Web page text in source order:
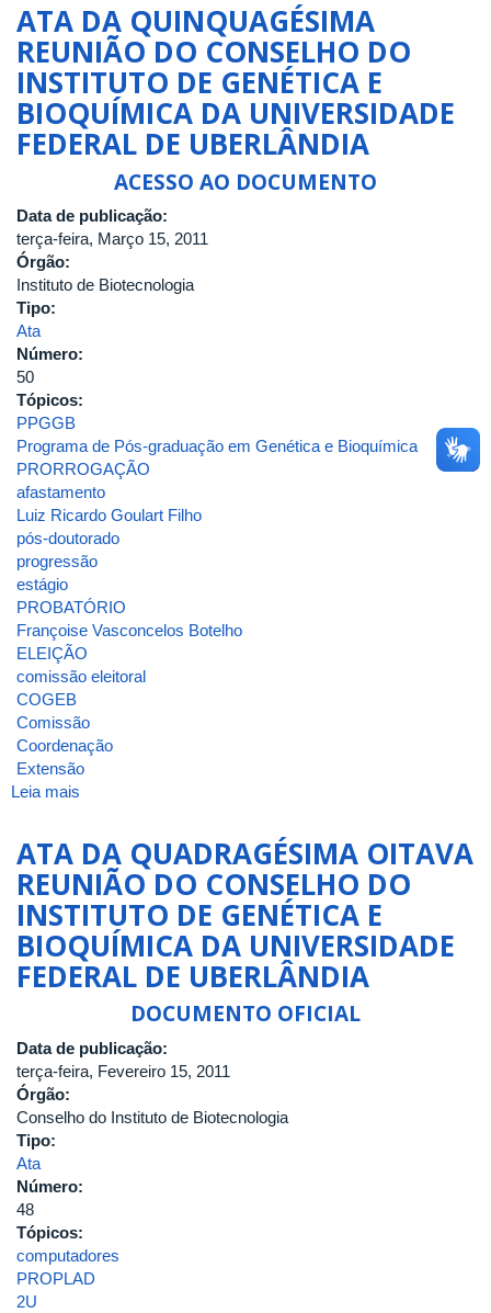
QUINQUAGÉSIMA
PRIMEIRA
REUNIÃO
DO
CONSELHO
DO
GENÉTICA
E
DA
DE
ATA DA QUINQUAGÉSIMA
REUNIÃO DO CONSELHO DO
INSTITUTO DE GENÉTICA E
BIOQUÍMICA DA UNIVERSIDADE
FEDERAL DE UBERLÂNDIA
ACESSO AO DOCUMENTO
Data de publicação:
terça-feira, Março 15, 2011
Órgão:
Instituto de Biotecnologia
Tipo:
Ata
Número:
50
Tópicos:
PPGGB
Programa de Pós-graduação em Genética e Bioquímica
PRORROGAÇÃO
afastamento
Luiz Ricardo Goulart Filho
pós-doutorado
progressão
estágio
PROBATÓRIO
Françoise Vasconcelos Botelho
ELEIÇÃO
comissão eleitoral
COGEB
Comissão
Coordenação
Extensão
Leia mais
QUINQUAGÉSIMA
REUNIÃO
DO
CONSELHO
DO
INSTITUTO
GENÉTICA
E
BIOQUÍMICA
UNIVERSIDADE
UBERLÂNDIA
ATA DA QUADRAGÉSIMA OITAVA
REUNIÃO DO CONSELHO DO
INSTITUTO DE GENÉTICA E
BIOQUÍMICA DA UNIVERSIDADE
FEDERAL DE UBERLÂNDIA
DOCUMENTO OFICIAL
Data de publicação:
terça-feira, Fevereiro 15, 2011
Órgão:
Conselho do Instituto de Biotecnologia
Tipo:
Ata
Número:
48
Tópicos:
computadores
PROPLAD
2U